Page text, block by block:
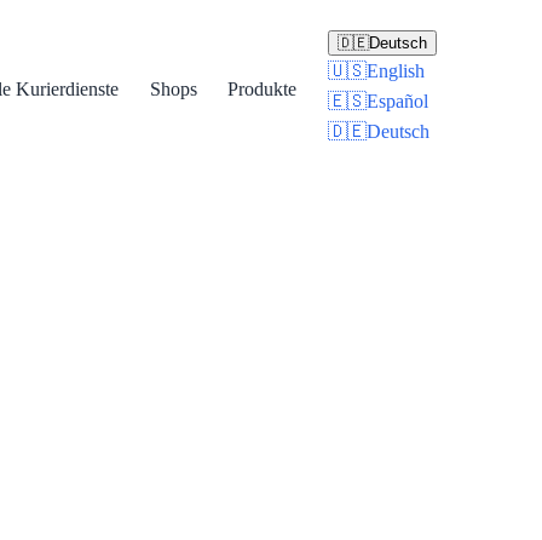
Kurierdienste Shops Produkte
🇩🇪Deutsch
🇺🇸English
🇪🇸Español
🇩🇪Deutsch